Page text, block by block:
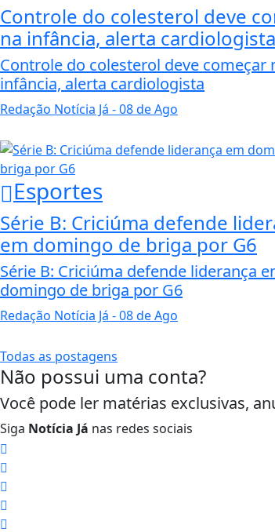
Controle do colesterol deve
na infância, alerta cardiologista
Controle do colesterol deve começar
infância, alerta cardiologista
Redação Notícia Já - 08 de Ago
Esportes
Série B: Criciúma defende
em domingo de briga por G6
Série B: Criciúma defende liderança
domingo de briga por G6
Redação Notícia Já - 08 de Ago
Todas as postagens
Não possui uma conta?
Você pode ler matérias exclusivas,
Siga Notícia Já nas redes sociais